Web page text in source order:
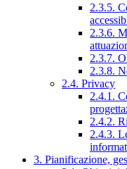
2.3.5.
2.3.6.
2.3.7.
2.3.8.
2.4. Privacy
2.4.1.
2.4.2.
2.4.3.
3. Pianificazione,